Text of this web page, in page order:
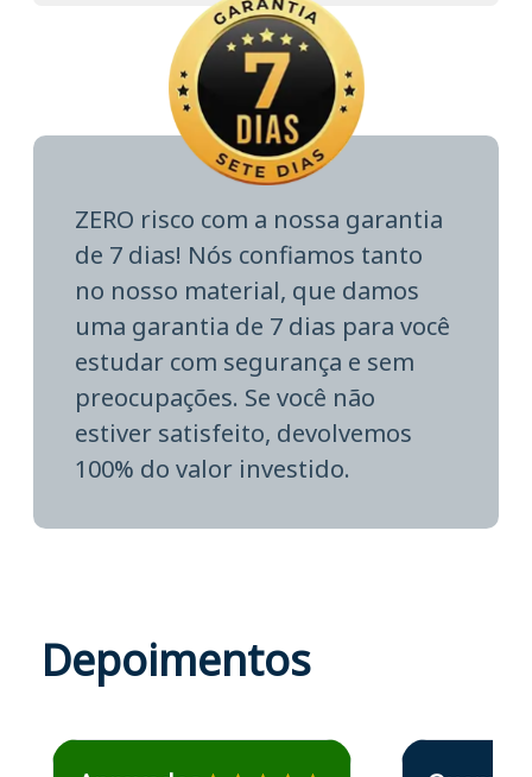
ZERO risco com a nossa garantia
de 7 dias! Nós confiamos tanto
no nosso material, que damos
uma garantia de 7 dias para você
estudar com segurança e sem
preocupações. Se você não
estiver satisfeito, devolvemos
100% do valor investido.
Depoimentos
Estudante José recomenda o Aprova Concursos emEstudante Elais